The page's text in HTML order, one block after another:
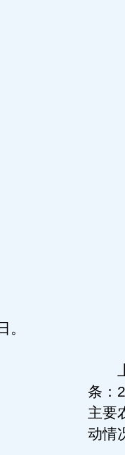
上
条：
主要
动情